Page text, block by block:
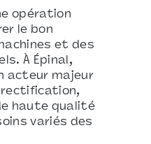
opération
le bon
et des
À Épinal,
acteur majeur
rectification,
haute qualité
variés des